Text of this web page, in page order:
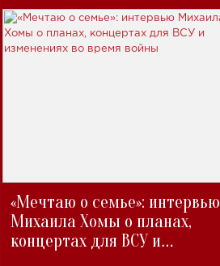
«Мечтаю о семье»: интервью
Михаила Хомы о планах,
концертах для ВСУ и